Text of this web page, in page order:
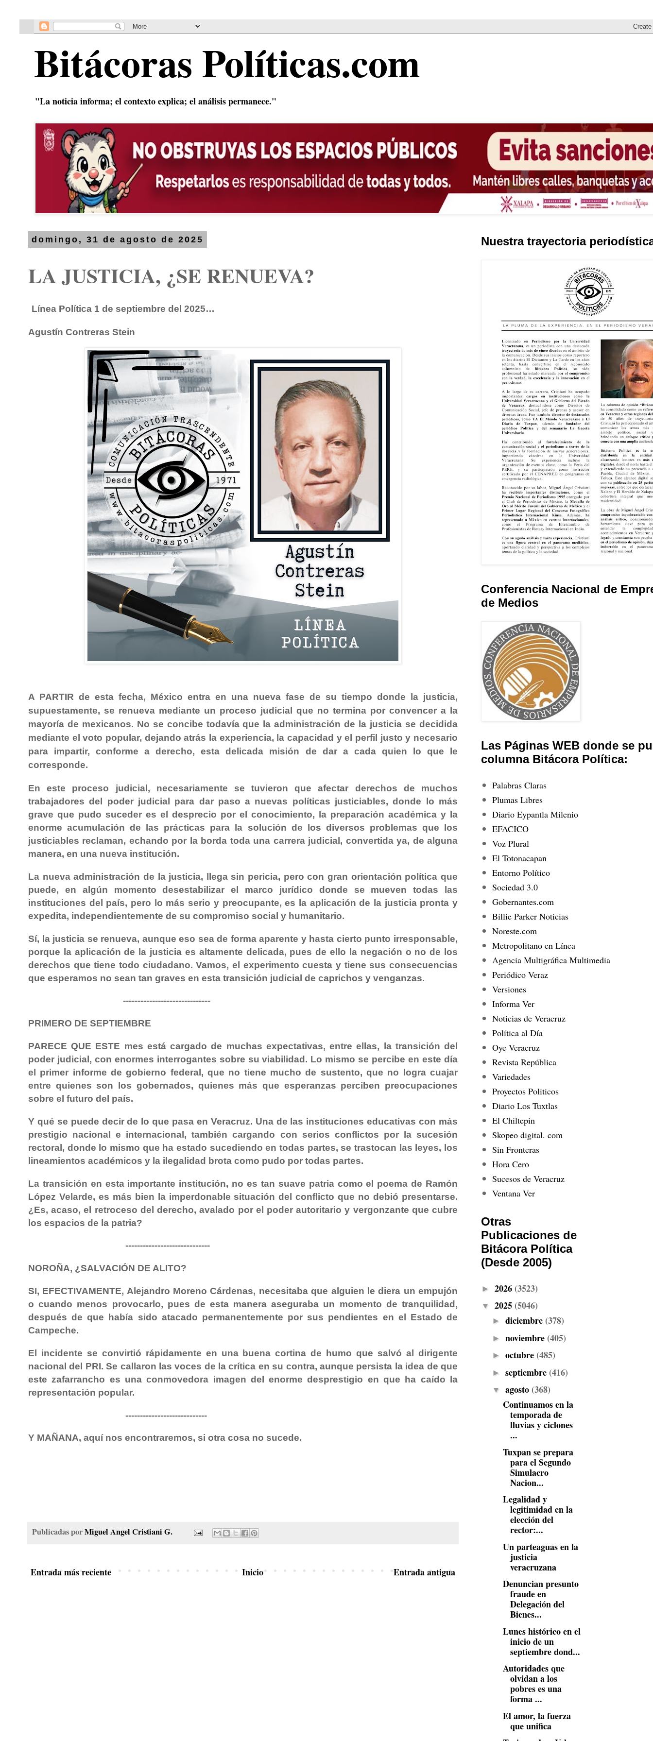
Bitácoras Políticas.com
"La noticia informa; el contexto explica; el análisis permanece."
domingo, 31 de agosto de 2025
LA JUSTICIA, ¿SE RENUEVA?
Línea Política 1 de septiembre del 2025…
Agustín Contreras Stein
A PARTIR de esta fecha, México entra en una nueva fase de su tiempo donde la justicia,
supuestamente, se renueva mediante un proceso judicial que no termina por convencer a la
mayoría de mexicanos. No se concibe todavía que la administración de la justicia se decidida
mediante el voto popular, dejando atrás la experiencia, la capacidad y el perfil justo y necesario
para impartir, conforme a derecho, esta delicada misión de dar a cada quien lo que le
corresponde.
En este proceso judicial, necesariamente se tuvieron que afectar derechos de muchos
trabajadores del poder judicial para dar paso a nuevas políticas justiciables, donde lo más
grave que pudo suceder es el desprecio por el conocimiento, la preparación académica y la
enorme acumulación de las prácticas para la solución de los diversos problemas que los
justiciables reclaman, echando por la borda toda una carrera judicial, convertida ya, de alguna
manera, en una nueva institución.
La nueva administración de la justicia, llega sin pericia, pero con gran orientación política que
puede, en algún momento desestabilizar el marco jurídico donde se mueven todas las
instituciones del país, pero lo más serio y preocupante, es la aplicación de la justicia pronta y
expedita, independientemente de su compromiso social y humanitario.
Sí, la justicia se renueva, aunque eso sea de forma aparente y hasta cierto punto irresponsable,
porque la aplicación de la justicia es altamente delicada, pues de ello la negación o no de los
derechos que tiene todo ciudadano. Vamos, el experimento cuesta y tiene sus consecuencias
que esperamos no sean tan graves en esta transición judicial de caprichos y venganzas.
------------------------------
PRIMERO DE SEPTIEMBRE
PARECE QUE ESTE mes está cargado de muchas expectativas, entre ellas, la transición del
poder judicial, con enormes interrogantes sobre su viabilidad. Lo mismo se percibe en este día
el primer informe de gobierno federal, que no tiene mucho de sustento, que no logra cuajar
entre quienes son los gobernados, quienes más que esperanzas perciben preocupaciones
sobre el futuro del país.
Y qué se puede decir de lo que pasa en Veracruz. Una de las instituciones educativas con más
prestigio nacional e internacional, también cargando con serios conflictos por la sucesión
rectoral, donde lo mismo que ha estado sucediendo en todas partes, se trastocan las leyes, los
lineamientos académicos y la ilegalidad brota como pudo por todas partes.
La transición en esta importante institución, no es tan suave patria como el poema de Ramón
López Velarde, es más bien la imperdonable situación del conflicto que no debió presentarse.
¿Es, acaso, el retroceso del derecho, avalado por el poder autoritario y vergonzante que cubre
los espacios de la patria?
-----------------------------
NOROÑA, ¿SALVACIÓN DE ALITO?
SI, EFECTIVAMENTE, Alejandro Moreno Cárdenas, necesitaba que alguien le diera un empujón
o cuando menos provocarlo, pues de esta manera aseguraba un momento de tranquilidad,
después de que había sido atacado permanentemente por sus pendientes en el Estado de
Campeche.
El incidente se convirtió rápidamente en una buena cortina de humo que salvó al dirigente
nacional del PRI. Se callaron las voces de la crítica en su contra, aunque persista la idea de que
este zafarrancho es una conmovedora imagen del enorme desprestigio en que ha caído la
representación popular.
----------------------------
Y MAÑANA, aquí nos encontraremos, si otra cosa no sucede.
Publicadas porMiguel Angel Cristiani G.
Entrada más reciente Entrada antigua
Inicio
Nuestra trayectoria
Conferencia Nacional de
de Medios
Las Páginas WEB donde se
columna Bitácora Política:
Palabras Claras
Plumas Libres
Diario Eypantla Milenio
EFACICO
Voz Plural
El Totonacapan
Entorno Político
Sociedad 3.0
Gobernantes.com
Billie Parker Noticias
Noreste.com
Metropolitano en Línea
Agencia Multigráfica Multimedia
Periódico Veraz
Versiones
Informa Ver
Noticias de Veracruz
Política al Día
Oye Veracruz
Revista República
Variedades
Proyectos Politicos
Diario Los Tuxtlas
El Chiltepin
Skopeo digital. com
Sin Fronteras
Hora Cero
Sucesos de Veracruz
Ventana Ver
Otras
Publicaciones de
Bitácora Política
(Desde 2005)
► 2026 (3523)
▼ 2025 (5046)
► diciembre (378)
► noviembre (405)
► octubre (485)
► septiembre (416)
▼ agosto (368)
Continuamos en la
temporada de
lluvias y ciclones
...
Tuxpan se prepara
para el Segundo
Simulacro
Nacion...
Legalidad y
legitimidad en la
elección del
rector:...
Un parteaguas en la
justicia
veracruzana
Denuncian presunto
fraude en
Delegación del
Bienes...
Lunes histórico en el
inicio de un
septiembre dond...
Autoridades que
olvidan a los
pobres es una
forma ...
El amor, la fuerza
que unifica